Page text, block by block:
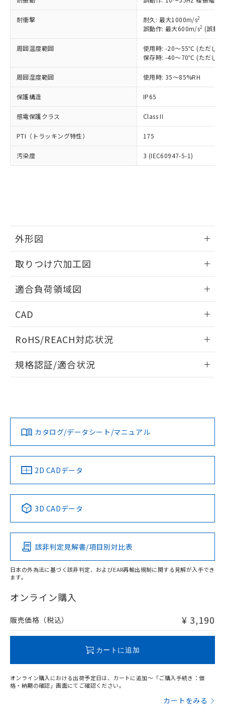
耐衝撃 耐久: 最大1000m/s2
誤動作: 最大600m/s2 (誤動
周囲温度範囲
使用時: -20～55℃ (ただし、
保存時: -40～70℃ (ただし、
周囲湿度範囲 使用時: 35～85%RH
保護構造 IP65
感電保護クラス Class II
PTI（トラッキング特性） 175
汚染度 3 (IEC60947-5-1)
外形図
取りつけ穴加工図
適合負荷領域図
CAD
ドすることができます。
ログイン/会員登録
ダウンロードデータをご利用いただく前に、以下を必ずお読
みください。
ソフトウェアの使用条件
RoHS/REACH対応状況
EU RoHS 注意事項・凡例
対応済み
中国 RoHS 注意事項・凡例
Pb Hg Cd Cr(VI)
O
在庫等で未対応品が混在する可能性があります。
問い合わせください。
規格認証/適合状況
LR型式承認
（イギリス
船舶規格）
DNV型式承認
（ノルウェー
BV型式承認
（フランス
KR型式
（韓国
No No No No
この製品の規格認証/適合状況ページへ
その他の認証はこちらのページからご検索ください
カタログ/データシート/マニュアル
2D CADデータ
3D CADデータ
該非判定見解書/項目別対比表
日本の外為法に基づく該非判定、およびEAR再輸出規制に関する見解が入手でき
ます。
オンライン購入
販売価格（税込） ¥ 3,190
カートに追加
オンライン購入における出荷予定日は、カートに追加～「ご購入手続き：価
格・納期の確認」画面にてご確認ください。
カートをみる
正式な納期状況および標準価格はお客
様のお取引先、またはお客様担当のオ
ムロン制御機器販売店・当社販売員に
オムロン制御機器販売店や当社販売拠
」をご確認
在庫状況および標準価格結果を当社の
事前の承諾なく第三者に漏洩または開
示しないようお願いします。
マイパーツ機能（部品リスト作成サー
ビス）をご利用いただくには、I-Web
メンバーズにご登録されている必要が
お客様が当ウェブサイト上で当社にご
用者の範囲」に記載されている法人を
指します。
類(PBB) 1000ppm以下、ポリ臭化ジフェニルエーテル類
(PBDE) 1000ppm以下、フタル酸ビス(2-エチルヘキシ
ル) (DEHP)(別名：DOP) 1000ppm以下、フタル酸ブチ
ルベンジル（BBP） 1000ppm以下、フタル酸ジブチル
（DBP） 1000ppm以下、フタル酸ジイソブチル
但し、RoHS指令で産業用監視および制御機器に対する
フタル酸エステル類の４物質については閾値を超える意
※2 対応予定月
部品在庫の切り替え状況などにより、予定
月が前後することがあります。
EU RoHS指令（10物質）の非含有証明書
51物質の非含有証明書（当社基準）
※本証明書は発行日時点で非含有を証明す
るもので、過去に遡って非含有を証明する
ものではありません。
物質の対応では、対応完了までの期間は出
荷製品に未対応品が混在することから備考
していることから、特段のことがない限
り、2022年1月12日より割愛しておりま
す。
Cr(Ⅵ)(六価クロム) : 1000ppm、 PBBs(ポリ臭化ビフェ
ニル類) : 1000ppm、 PBDEs(ポリ臭化ジフェニルエーテ
DBP(フタル酸ジブチル) : 1000ppm、 DIBP(フタル酸ジ
イソブチル) : 1000ppm、 BBP(フタル酸ブチルベンジ
DEHP(フタル酸ビス(2-エチルヘキシル)) : 1000ppm
※2 環境保護使用期限
「ｅ」：有害物質（10物質）のすべてが基
「10」：通常の使用状況下において有害物
質が外部に漏えいし、環境に深刻な影響を
及ぼさない年数を意味します。
「－」：未確認です。当社販売部門へお問
い合わせください。
当社は規制貨物を破棄する場合は、完
全に破砕するなど、違法に輸出されな
いよう必要な手段を講じます。
当社は貴社製品を、核兵器、ミサイ
ル、化学兵器、生物兵器またはその他
武器並びにこれらの製造装置等に一切
場合は、上記1、2および3の内容を当
該第三者に通知します。また当社は、
販売先および販売に係わる関係者が違
法に輸出するおそれがある場合は、取
り引きをいたしません。
一定数以上の在庫あり
一定数には満たないが在庫あり
在庫なし(最新の在庫状況につ
たはお客様担当のオムロン制御
機器販売店・当社販売員にご確
白
受注生産機種、また在庫状況の
情報を公開していない機種